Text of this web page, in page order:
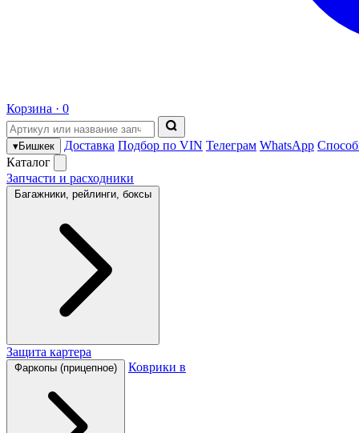
Корзина · 0
▾Бишкек Доставка Подбор по VIN Телеграм WhatsApp
Каталог
Запчасти и расходники
Багажники, рейлинги, боксы
Защита картера
Фаркопы (прицепное) Коврики в